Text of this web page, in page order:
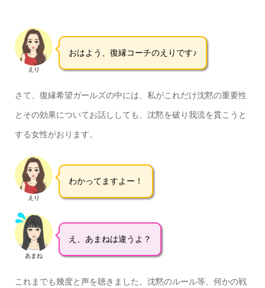
えり
おはよう、復縁コーチのえりです♪
さて、復縁希望ガールズの中には、私がこれだけ沈黙の重要性
とその効果についてお話ししても、沈黙を破り我流を貫こうと
する女性がおります。
えり
わかってますよー！
あまね
え、あまねは違うよ？
これまでも幾度と声を聴きました。沈黙のルール等、何かの戦